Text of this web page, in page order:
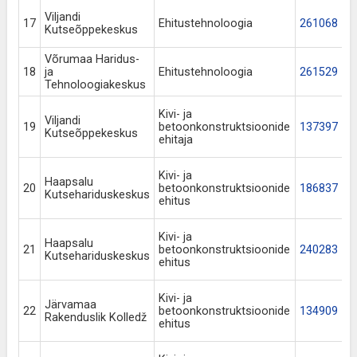
17
Viljandi
Kutseõppekeskus
Ehitustehnoloogia 261068
18
Võrumaa Haridus-
ja
Tehnoloogiakeskus
Ehitustehnoloogia 261529
19
Viljandi
Kutseõppekeskus
Kivi- ja
betoonkonstruktsioonide
ehitaja
137397
20
Haapsalu
Kutsehariduskeskus
Kivi- ja
betoonkonstruktsioonide
ehitus
186837
21
Haapsalu
Kutsehariduskeskus
Kivi- ja
betoonkonstruktsioonide
ehitus
240283
22
Järvamaa
Rakenduslik Kolledž
Kivi- ja
betoonkonstruktsioonide
ehitus
134909